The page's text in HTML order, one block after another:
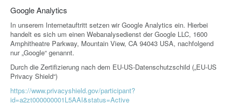
Google Analytics
In unserem Internetauftritt setzen wir Google Analytics ein. Hierbei
handelt es sich um einen Webanalysedienst der Google LLC, 1600
Amphitheatre Parkway, Mountain View, CA 94043 USA, nachfolgend
nur „Google“ genannt.
Durch die Zertifizierung nach dem EU-US-Datenschutzschild („EU-US
Privacy Shield“)
https://www.privacyshield.gov/participant?
id=a2zt000000001L5AAI&status=Active